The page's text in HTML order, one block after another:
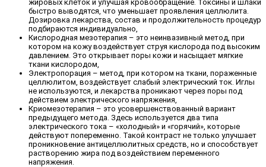
жировых клеток и улучшая кровообращение. Токсины и шлаки
быстро выводятся, что уменьшает проявления целлюлита.
Дозировка лекарства, состав и продолжительность процедур
подбираются индивидуально,
Кислородная мезотерапия – это неинвазивный метод, при
котором на кожу воздействует струя кислорода под высоким
давлением. Это открывает поры кожи и насыщает мягкие
ткани кислородом,
Электропорация – метод, при котором на ткани, пораженные
целлюлитом, воздействует слабый электрический ток. Иглы
не используются, и лекарства проникают через поры под
действием электрического напряжения,
Криомезотерапия – это усовершенствованный вариант
предыдущего метода. Здесь используется два типа
электрического тока – «холодный» и «горячий», которые
действуют попеременно. Такой контраст не только улучшает
проникновение антицеллюлитных средств, но и способствует
растворению жира под воздействием переменного
напряжения.